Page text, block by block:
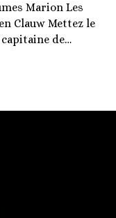
Marion Les
Clauw Mettez le
de…